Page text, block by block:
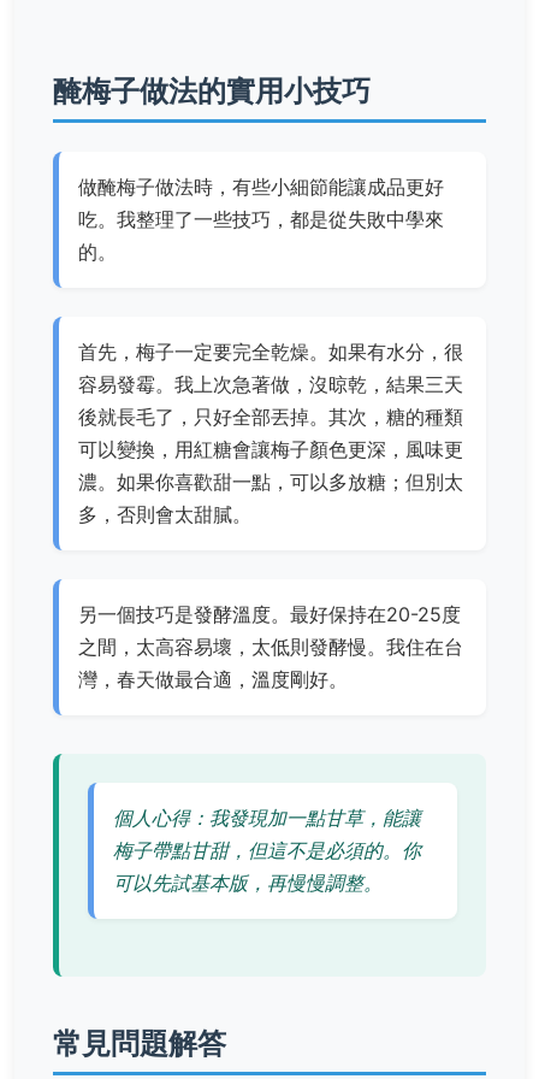
醃梅子做法的實用小技巧
做醃梅子做法時，有些小細節能讓成品更好
吃。我整理了一些技巧，都是從失敗中學來
的。
首先，梅子一定要完全乾燥。如果有水分，很
容易發霉。我上次急著做，沒晾乾，結果三天
後就長毛了，只好全部丟掉。其次，糖的種類
可以變換，用紅糖會讓梅子顏色更深，風味更
濃。如果你喜歡甜一點，可以多放糖；但別太
多，否則會太甜膩。
另一個技巧是發酵溫度。最好保持在20-25度
之間，太高容易壞，太低則發酵慢。我住在台
灣，春天做最合適，溫度剛好。
個人心得：我發現加一點甘草，能讓
梅子帶點甘甜，但這不是必須的。你
可以先試基本版，再慢慢調整。
常見問題解答